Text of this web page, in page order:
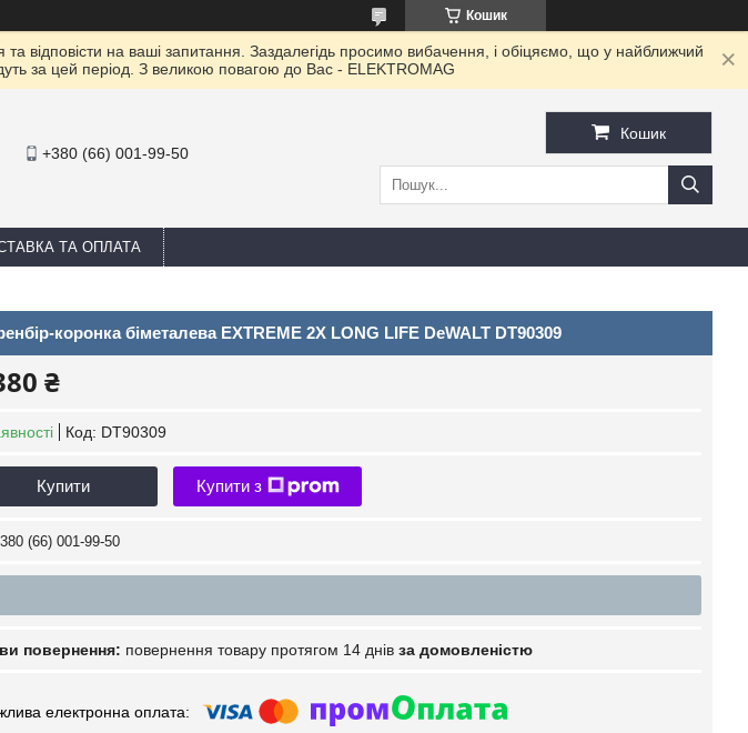
Кошик
відповісти на ваші запитання. Заздалегідь просимо вибачення, і обіцяємо, що у найближчий
за цей період. З великою повагою до Ваc - ELEKTROMAG
+380 (66) 001-99-50
Кошик
ТА ОПЛАТА
коронка біметалева EXTREME 2X LONG LIFE DeWALT DT90309
₴
Код: DT90309
Купити Купити з
(66) 001-99-50
повернення товару протягом 14 днів за домовленістю